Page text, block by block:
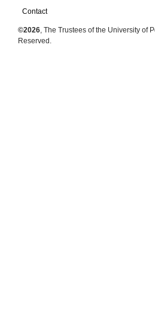
Contact
©2026, The Trustees of the University of
Reserved.